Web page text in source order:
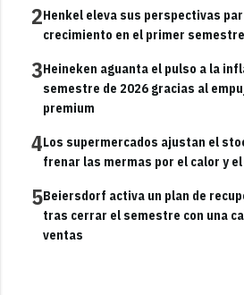
2Henkel eleva sus perspectivas
crecimiento en el primer semestre
3Heineken aguanta el pulso a la
semestre de 2026 gracias al
premium
4Los supermercados ajustan el
frenar las mermas por el calor y
5Beiersdorf activa un plan de
tras cerrar el semestre con una
ventas